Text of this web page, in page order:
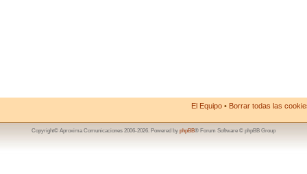
El Equipo • Borrar todas las
Copyright© Aproxima Comunicaciones 2006-2026. Powered by phpBB® Forum Software © phpBB Group